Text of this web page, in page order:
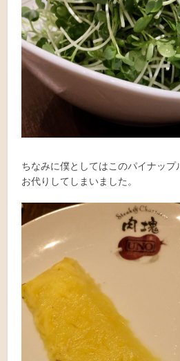
ちなみに僕としてはこのパイナッ
お代りしてしまいました。